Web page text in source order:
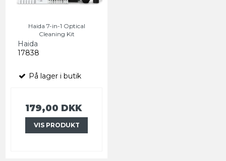
Haida 7-in-1 Optical
Cleaning Kit
Haida
17838
På lager i butik
179,00 DKK
VIS PRODUKT